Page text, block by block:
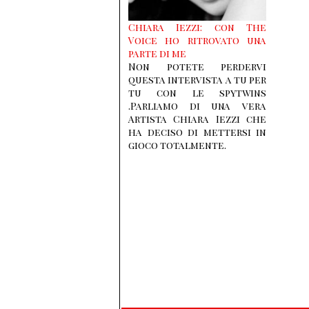
Chiara Iezzi: con The
Voice ho ritrovato una
parte di me
Non potete perdervi
questa intervista a tu per
tu con le spytwins
.Parliamo di una vera
Artista Chiara Iezzi che
ha deciso di mettersi in
gioco totalmente.